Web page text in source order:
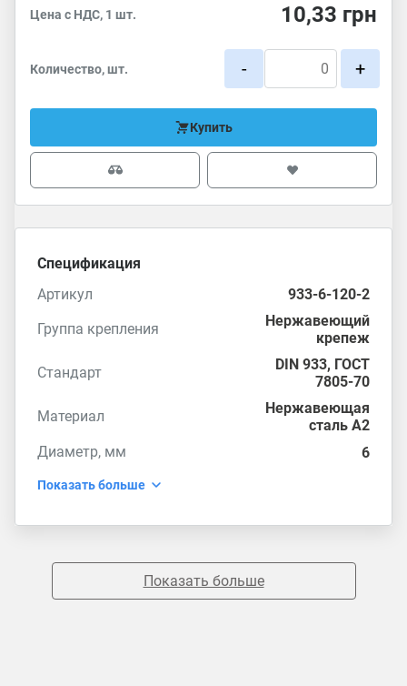
Цена с НДС, 1 шт. 10,33 грн
Количество, шт. - +
Купить
Спецификация
Артикул
933-6-120-2
Группа крепления
Нержавеющий
крепеж
Стандарт
DIN 933, ГОСТ
7805-70
Материал
Нержавеющая
сталь А2
Диаметр, мм
6
Показать больше
Показать больше